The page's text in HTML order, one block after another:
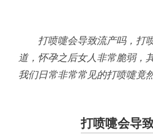
打喷嚏会导致流产吗，打
道，怀孕之后女人非常脆弱，
我们日常非常常见的打喷嚏竟
打喷嚏会导